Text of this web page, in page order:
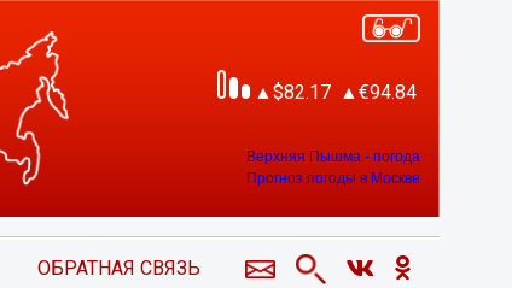
82.17 94.84
Верхняя Пышма - погода
Прогноз погоды в Москве
ОБРАТНАЯ СВЯЗЬ